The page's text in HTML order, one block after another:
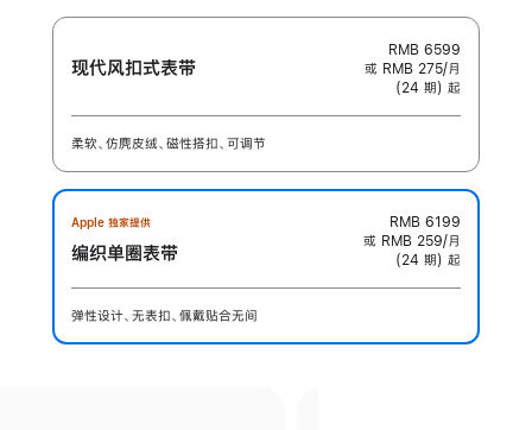
现代风扣式表带
RMB 6599
或 RMB 275/月
(24 期) 起
柔软、仿麂皮绒、磁性搭扣、可调节
Apple 独家提供
编织单圈表带
RMB 6199
或 RMB 259/月
(24 期) 起
弹性设计、无表扣、佩戴贴合无间